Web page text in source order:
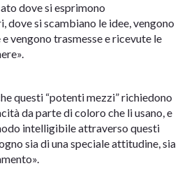
dove si esprimono
dove si scambiano le idee, vengono
vengono trasmesse e ricevute le
questi “potenti mezzi” richiedono
da parte di coloro che li usano, e
intelligibile attraverso questi
sia di una speciale attitudine, sia